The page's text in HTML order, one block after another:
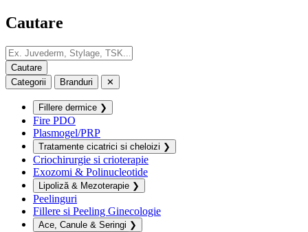
Cautare
Categorii Branduri ✕
Fillere dermice ❯
Fire PDO
Plasmogel/PRP
Tratamente cicatrici si cheloizi ❯
Criochirurgie si crioterapie
Exozomi & Polinucleotide
Lipoliză & Mezoterapie ❯
Peelinguri
Fillere si Peeling Ginecologie
Ace, Canule & Seringi ❯